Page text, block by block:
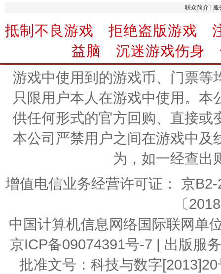
联众简介| 服
抵制不良游戏 拒绝盗版游戏
益脑 沉迷游戏伤身
游戏中使用到的游戏币、门票等
只限用户本人在游戏中使用。
供任何形式的官方回购、直接或
本公司严禁用户之间在游戏中及
为，如一经查出
增值电信业务经营许可证： 京
〔
中国计算机信息网络国际联网单
京ICP备09074391号-7 | 出版服
批准文号：科技与数字